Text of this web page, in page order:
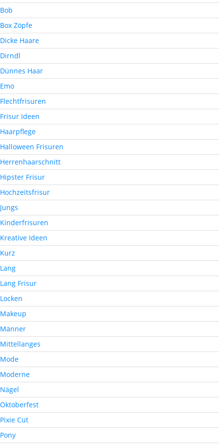
Bob
Box Zöpfe
Dicke Haare
Dirndl
Dünnes Haar
Emo
Flechtfrisuren
Frisur Ideen
Haarpflege
Halloween Frisuren
Herrenhaarschnitt
Hipster Frisur
Hochzeitsfrisur
Jungs
Kinderfrisuren
Kreative Ideen
Kurz
Lang
Lang Frisur
Locken
Makeup
Männer
Mittellanges
Mode
Moderne
Nägel
Oktoberfest
Pixie Cut
Pony